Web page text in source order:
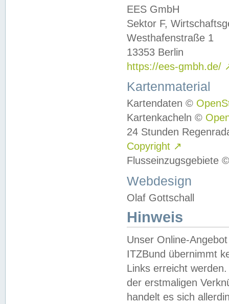
EES GmbH
Sektor F,
Westhafenstraße 1
13353 Berlin
https://ees-gmbh.de/
Kartenmaterial
Kartendaten ©
Kartenkacheln ©
24 Stunden
Copyright ↗
Flusseinzugsgebiete
Webdesign
Olaf Gottschall
Hinweis
Unser Online-
ITZBund übernimmt
Links erreicht
der erstmaligen
handelt es sich